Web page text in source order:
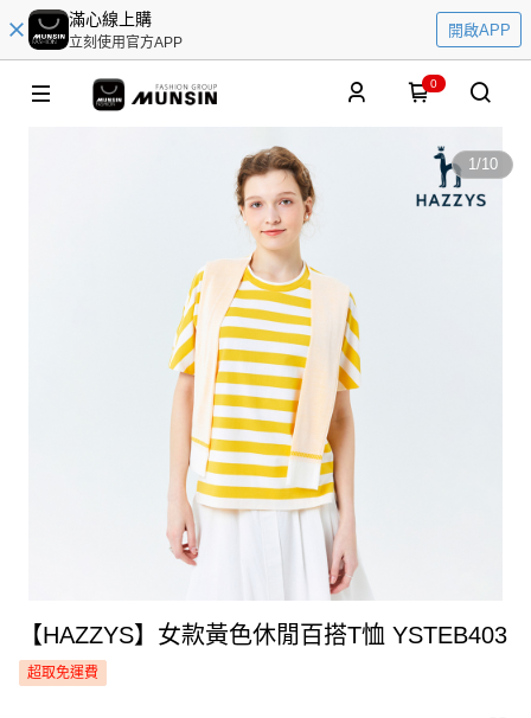
滿心線上購
立刻使用官方APP
開啟APP
0
1/10
【HAZZYS】女款黃色休閒百搭T恤 YSTEB403
超取免運費